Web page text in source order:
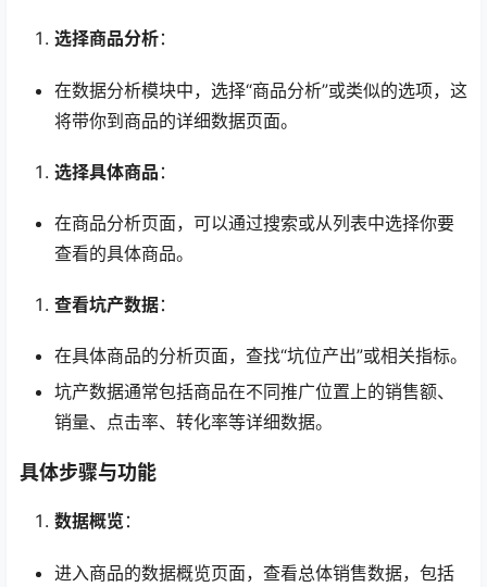
选择商品分析：
在数据分析模块中，选择“商品分析”或类似的选项，这
将带你到商品的详细数据页面。
选择具体商品 ：
在商品分析页面，可以通过搜索或从列表中选择你要
查看的具体商品。
查看坑产数据：
在具体商品的分析页面，查找“坑位产出”或相关指标。
坑产数据通常包括商品在不同推广位置上的销售额、
销量、点击率、转化率等详细数据。
具体步骤与功能
数据概览：
进入商品的数据概览页面，查看总体销售数据，包括